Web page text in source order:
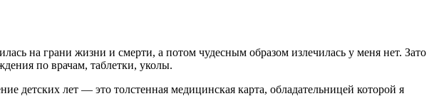
на грани жизни и смерти, а потом чудесным образом излечилась у меня нет. Зато
по врачам, таблетки, уколы.
детских лет — это толстенная медицинская карта, обладательницей которой я